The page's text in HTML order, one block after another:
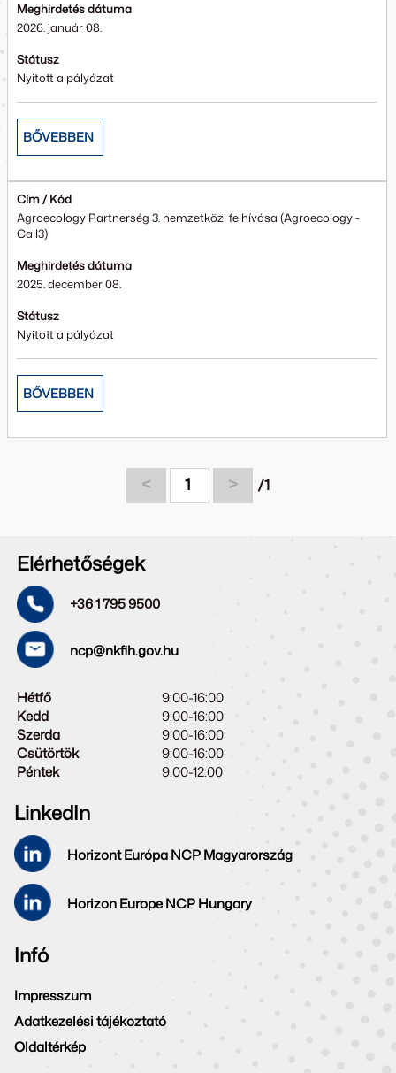
Meghirdetés dátuma
2026. január 08.
Státusz
Nyitott a pályázat
BŐVEBBEN
Cím / Kód
Agroecology Partnerség 3. nemzetközi felhívása (Agroecology -
Call3)
Meghirdetés dátuma
2025. december 08.
Státusz
Nyitott a pályázat
BŐVEBBEN
< 1 > /1
Elérhetőségek
+36 1 795 9500
ncp@nkfih.gov.hu
Hétfő
9:00-16:00
Kedd
9:00-16:00
Szerda
9:00-16:00
Csütörtök
9:00-16:00
Péntek
9:00-12:00
LinkedIn
Horizont Európa NCP Magyarország
Horizon Europe NCP Hungary
Infó
Impresszum
Adatkezelési tájékoztató
Oldaltérkép